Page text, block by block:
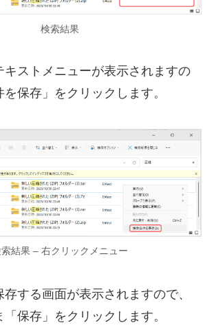
検索結果
キストメニューが表示されますの
保存」をクリックします。
結果 – 右クリックメニュー
する画面が表示されますので、
保存」をクリックします。